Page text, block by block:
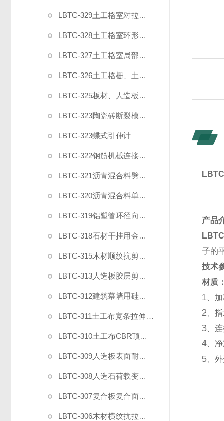
LBTC-329土工格室对拉强度夹具
LBTC-328土工格室环形插件拉拔力夹具
LBTC-327土工格室局部过载夹具
LBTC-326土工格栅、土工布宽条拉伸试验夹具（普钢）
LBTC-325板材、人造板家具封边条90度剥离夹具
LBTC-323陶瓷砖断裂模数和破坏强度夹具
LBTC-323蝶式引伸计
LBTC-322钢筋机械连接残余变形测量仪
LBTC-321沥青混合料劈裂夹具
LBTC-320沥青混合料单轴压缩夹具
LBTC-319铝塑管环径向拉力夹具
LBTC-318石材干挂用金属挂件拉拔强度试验夹具
LBTC-315木材顺纹抗剪强度测试夹具
LBTC-313人造板胶层剪切强度夹具
LBTC-312建筑幕墙用硅酮结构密封胶剪切强度夹具
LBTC-311土工布宽条拉伸试验专用引伸计
LBTC-310土工布CBR顶破强力夹具
LBTC-309人造板表面耐冷热循环性能测定
LBTC-308人造石荷载变形试验夹具
LBTC-307复合板复合面剪切强度试验夹具
LBTC-306木材横纹抗拉强度试验夹具
产品
子的
技术
材质
1 、
2 、
3 、
4 、
5 、